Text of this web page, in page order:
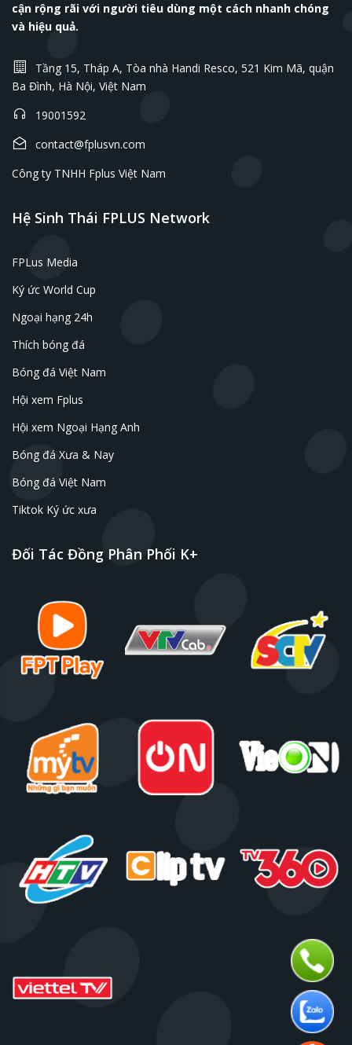
cận rộng rãi với người tiêu dùng một cách nhanh chóng
và hiệu quả.
Tầng 15, Tháp A, Tòa nhà Handi Resco, 521 Kim Mã, quận
Ba Đình, Hà Nội, Việt Nam
19001592
contact@fplusvn.com
Công ty TNHH Fplus Việt Nam
Hệ Sinh Thái FPLUS Network
FPLus Media
Ký ức World Cup
Ngoại hạng 24h
Thích bóng đá
Bóng đá Việt Nam
Hội xem Fplus
Hội xem Ngoại Hạng Anh
Bóng đá Xưa & Nay
Bóng đá Việt Nam
Tiktok Ký ức xưa
Đối Tác Đồng Phân Phối K+